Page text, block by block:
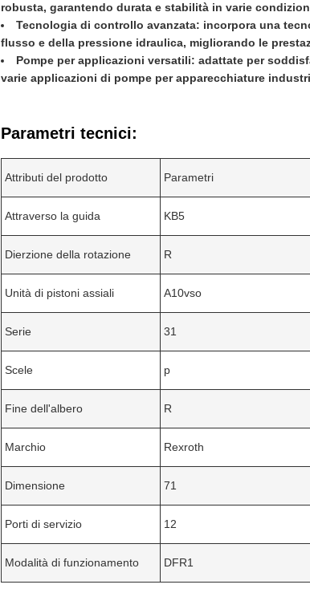
robusta, garantendo durata e stabilità in varie
Tecnologia di controllo avanzata: incorpora una
flusso e della pressione idraulica, migliorando le
Pompe per applicazioni versatili: adattate per
varie applicazioni di pompe per apparecchiature
Parametri tecnici:
Attributi del prodotto Parametri
Attraverso la guida KB5
Dierzione della rotazione R
Unità di pistoni assiali A10vso
Serie 31
Scele p
Fine dell'albero R
Marchio Rexroth
Dimensione 71
Porti di servizio 12
Modalità di funzionamento DFR1